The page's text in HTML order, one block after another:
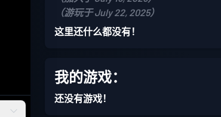
（游玩于 July 22, 2025）
这里还什么都没有！
我的游戏：
还没有游戏！